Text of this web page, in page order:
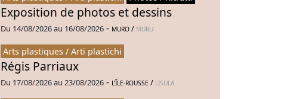
Exposition de photos et dessins
Du 14/08/2026 au 16/08/2026 - MURO / MURU
Arts plastiques / Arti plastichi
Régis Parriaux
Du 17/08/2026 au 23/08/2026 - L’ÎLE-ROUSSE / LISULA